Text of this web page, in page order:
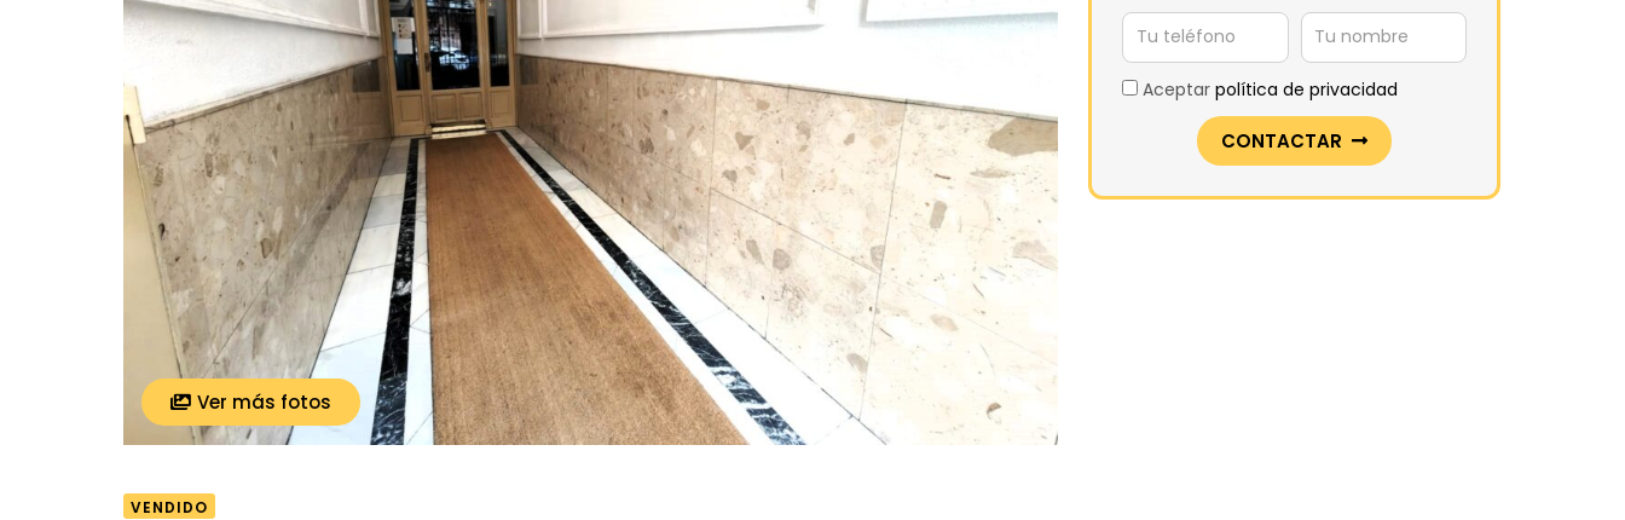
Ver más fotos
VENDIDO
Aceptar política de privacidad
CONTACTAR